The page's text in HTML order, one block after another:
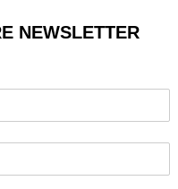
NEWSLETTER